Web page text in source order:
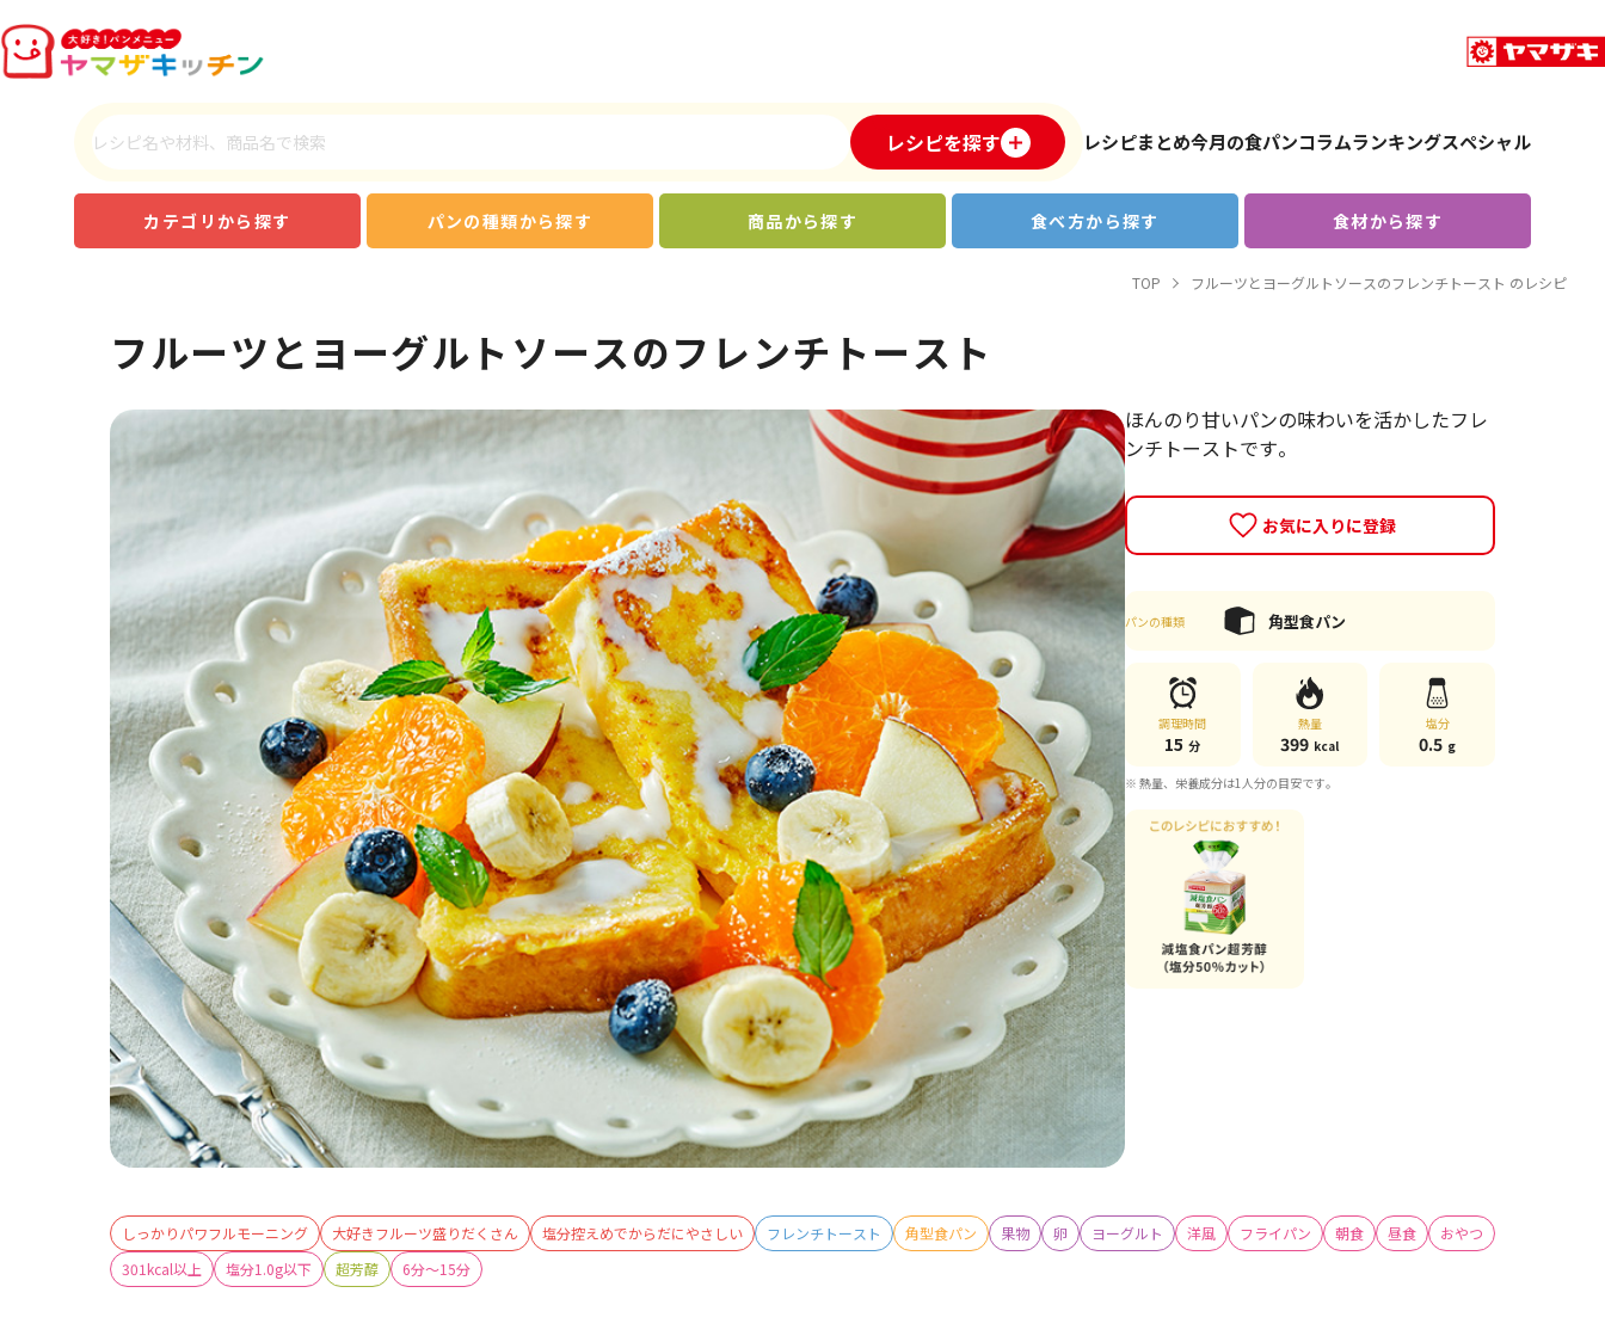
レシピを探す レシピまとめ今月の食パンコラムランキングスペシャル
カテゴリから探す パンの種類から探す 商品から探す 食べ方から探す 食材から探す
TOP フルーツとヨーグルトソースのフレンチトースト のレシピ
フルーツとヨーグルトソースのフレンチトースト
ほんのり甘いパンの味わいを活かしたフレ
ンチトーストです。
お気に入りに登録
パンの種類 角型食パン
調理時間
15 分
熱量
399 kcal
塩分
0.5 g
※ 熱量、栄養成分は1人分の目安です。
しっかりパワフルモーニング 大好きフルーツ盛りだくさん 塩分控えめでからだにやさしい フレンチトースト 角型食パン 果物 卵 ヨーグルト 洋風 フライパン 朝食 昼食
おやつ
301kcal以上
塩分1.0g以下 超芳醇 6分～15分